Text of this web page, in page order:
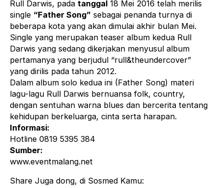
Rull Darwis, pada tanggal 18 Mei 2016 telah merilis
single “Father Song” sebagai penanda turnya di
beberapa kota yang akan dimulai akhir bulan Mei.
Single yang merupakan teaser album kedua Rull
Darwis yang sedang dikerjakan menyusul album
pertamanya yang berjudul “rull&theundercover”
yang dirilis pada tahun 2012.
Dalam album solo kedua ini (Father Song) materi
lagu-lagu Rull Darwis bernuansa folk, country,
dengan sentuhan warna blues dan bercerita tentang
kehidupan berkeluarga, cinta serta harapan.
Informasi:
Hotline 0819 5395 384
Sumber:
www.eventmalang.net
Share Juga dong, di Sosmed Kamu: